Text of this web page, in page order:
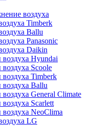
воздуха
Timberk
Ballu
Panasonic
Daikin
Hyundai
Scoole
Timberk
Ballu
General Climate
Scarlett
NeoClima
LG